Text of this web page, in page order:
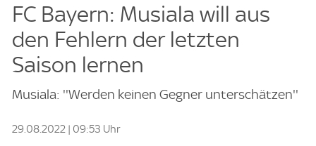
FC Bayern: Musiala will aus
den Fehlern der letzten
Saison lernen
Musiala: ''Werden keinen Gegner unterschätzen''
29.08.2022 | 09:53 Uhr